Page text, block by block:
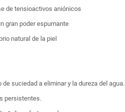
de tensioactivos aniónicos
gran poder espumante
natural de la piel
suciedad a eliminar y la dureza del agua.
persistentes.